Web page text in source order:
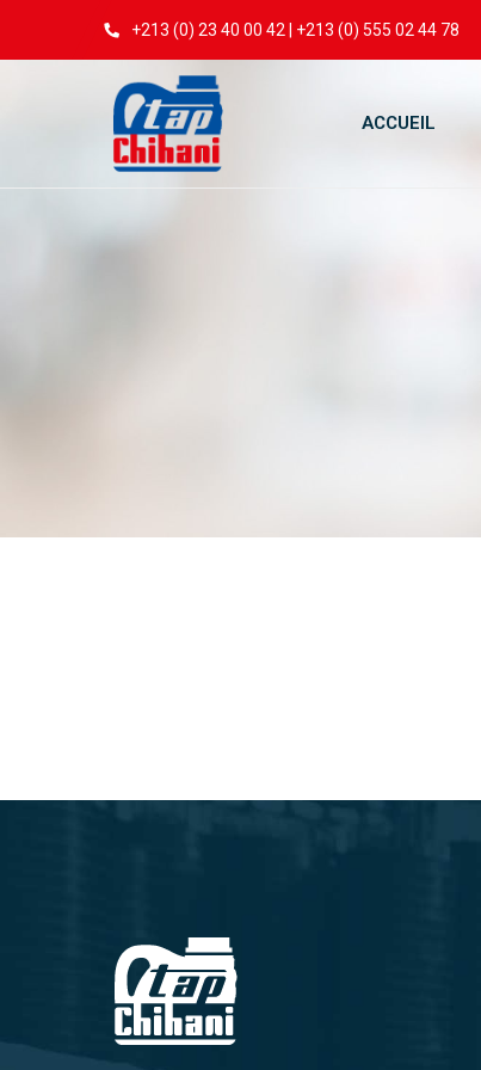
+213 (0) 23 40 00 42 | +213 (0) 555 02 44 78
ACCUEIL